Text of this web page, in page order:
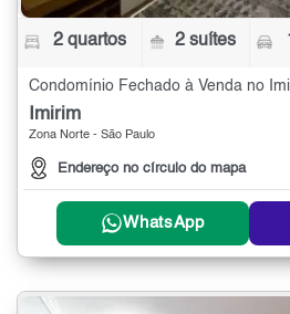
2 quartos 2 suítes
Condomínio Fechado à Venda no
Imirim
Zona Norte - São Paulo
Endereço no círculo do mapa
WhatsApp